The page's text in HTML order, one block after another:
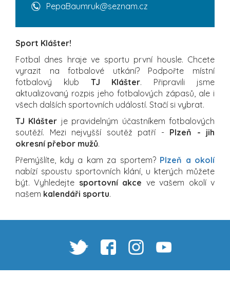
PepaBaumruk@seznam.cz
Sport Klášter!
Fotbal dnes hraje ve sportu první housle. Chcete
vyrazit na fotbalové utkání? Podpořte místní
fotbalový klub TJ Klášter. Připravili jsme
aktualizovaný rozpis jeho fotbalových zápasů, ale i
všech dalších sportovních událostí. Stačí si vybrat.
TJ Klášter je pravidelným účastníkem fotbalových
soutěží. Mezi nejvyšší soutěž patří - Plzeň - jih
okresní přebor mužů.
Přemýšlíte, kdy a kam za sportem? Plzeň a okolí
nabízí spoustu sportovních klání, u kterých můžete
být. Vyhledejte sportovní akce ve vašem okolí v
našem kalendáři sportu.